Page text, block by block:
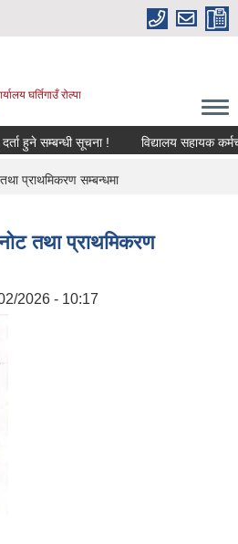
घर्तिगाउँ रोल्पा
सम्बन्धी सूचना ! विद्यालय सहायक कर्मचारी
प्राथमिकरण सम्बन्धमा
तथा प्राथमिकरण
2026 - 10:17